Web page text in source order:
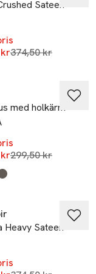
Sateen
Lägsta pris 30
374,50 kr
med holkärm
Lägsta pris 30
299,50 kr
finns i färgerna:
Heavy Sateen